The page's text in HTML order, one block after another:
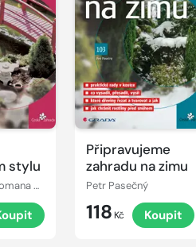
stylu
Pavel Číhal, Romana Číhalová
Připravujeme
zahradu na zimu
Petr Pasečný
118 Kč Koupit